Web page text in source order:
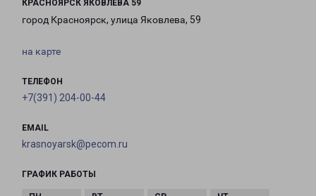
КРАСНОЯРСК ЯКОВЛЕВА 59
город Красноярск, улица Яковлева, 59
на карте
ТЕЛЕФОН
+7(391) 204-00-44
EMAIL
krasnoyarsk@pecom.ru
ГРАФИК РАБОТЫ